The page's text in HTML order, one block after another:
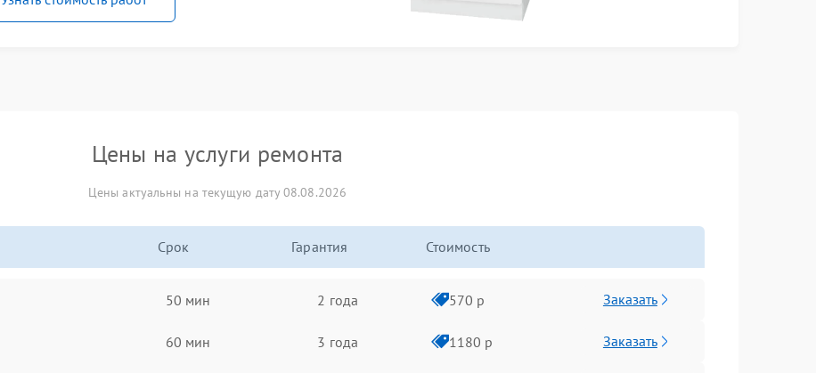
Цены на услуги ремонта
Цены актуальны на текущую дату 08.08.2026
Срок Гарантия Стоимость
50 мин 2 года 570 р Заказать
60 мин 3 года 1180 р Заказать